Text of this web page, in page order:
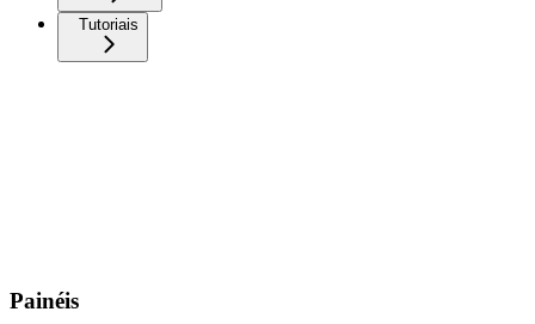
Tutoriais
Painéis